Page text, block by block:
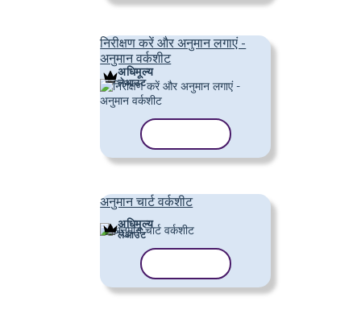
निरीक्षण करें और अनुमान लगाएं -
अनुमान वर्कशीट
अधिमूल्य
लेआउट
अनुमान चार्ट वर्कशीट
अधिमूल्य
लेआउट